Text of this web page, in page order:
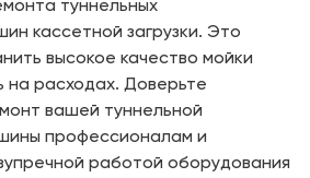
туннельных
кассетной загрузки. Это
высокое качество мойки
на расходах. Доверьте
вашей туннельной
профессионалам и
работой оборудования